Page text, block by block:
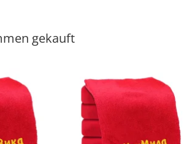
gekauft